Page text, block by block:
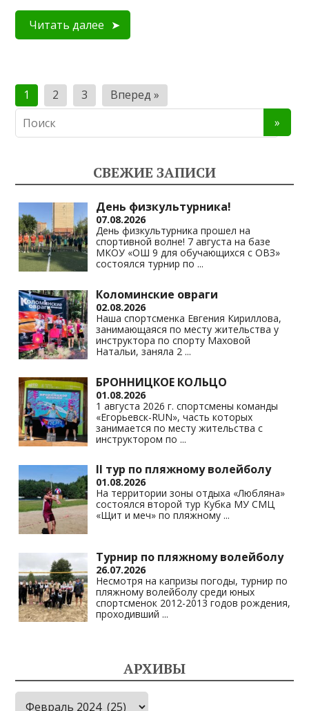
Читать далее
Пагинация
записей
1 2 3 Вперед »
СВЕЖИЕ ЗАПИСИ
День физкультурника!
07.08.2026
День физкультурника прошел на
спортивной волне! 7 августа на базе
МКОУ «ОШ 9 для обучающихся с ОВЗ»
состоялся турнир по ...
Коломинские овраги
02.08.2026
Наша спортсменка Евгения Кириллова,
занимающаяся по месту жительства у
инструктора по спорту Маховой
Натальи, заняла 2 ...
БРОННИЦКОЕ КОЛЬЦО
01.08.2026
1 августа 2026 г. спортсмены команды
«Егорьевск-RUN», часть которых
занимается по месту жительства с
инструктором по ...
II тур по пляжному волейболу
01.08.2026
На территории зоны отдыха «Любляна»
состоялся второй тур Кубка МУ СМЦ
«Щит и меч» по пляжному ...
Турнир по пляжному волейболу
26.07.2026
Несмотря на капризы погоды, турнир по
пляжному волейболу среди юных
спортсменок 2012-2013 годов рождения,
проходивший ...
АРХИВЫ
Архивы